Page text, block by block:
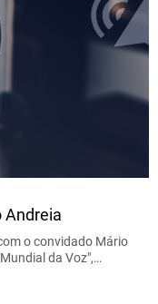
Andreia
o convidado Mário
da Voz",…